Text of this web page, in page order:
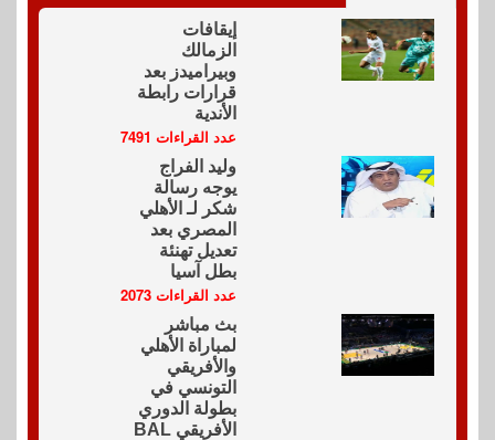
إيقافات
الزمالك
وبيراميدز بعد
قرارات رابطة
الأندية
عدد القراءات 7491
وليد الفراج
يوجه رسالة
شكر لـ الأهلي
المصري بعد
تعديل تهنئة
بطل آسيا
عدد القراءات 2073
بث مباشر
لمباراة الأهلي
والأفريقي
التونسي في
بطولة الدوري
الأفريقي BAL